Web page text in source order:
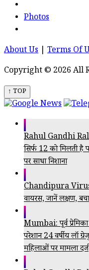
Photos
About Us Terms Of
Copyright © 2026 All
↑ TOP
Rahul Gandhi
सिर्फ 12 को मिलती है
पर साधा निशाना
Chandipura Virus
वायरस, जानें लक्षण,
Mumbai: पूर्व
परेशान 24 वर्षीय लॉ
महिलाओं पर मामला दर्ज